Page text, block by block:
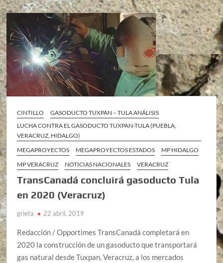
CINTILLO
GASODUCTO TUXPAN – TULA ANÁLISIS
LUCHA CONTRA EL GASODUCTO TUXPAN-TULA (PUEBLA,
VERACRUZ, HIDALGO)
MEGAPROYECTOS
MEGAPROYECTOS ESTADOS
MP HIDALGO
MP VERACRUZ
NOTICIAS NACIONALES VERACRUZ
TransCanadá concluirá gasoducto Tula
en 2020 (Veracruz)
grieta 22 abril, 2019
Redacción / Opportimes TransCanadá completará en
2020 la construcción de un gasoducto que transportará
gas natural desde Tuxpan, Veracruz, a los mercados